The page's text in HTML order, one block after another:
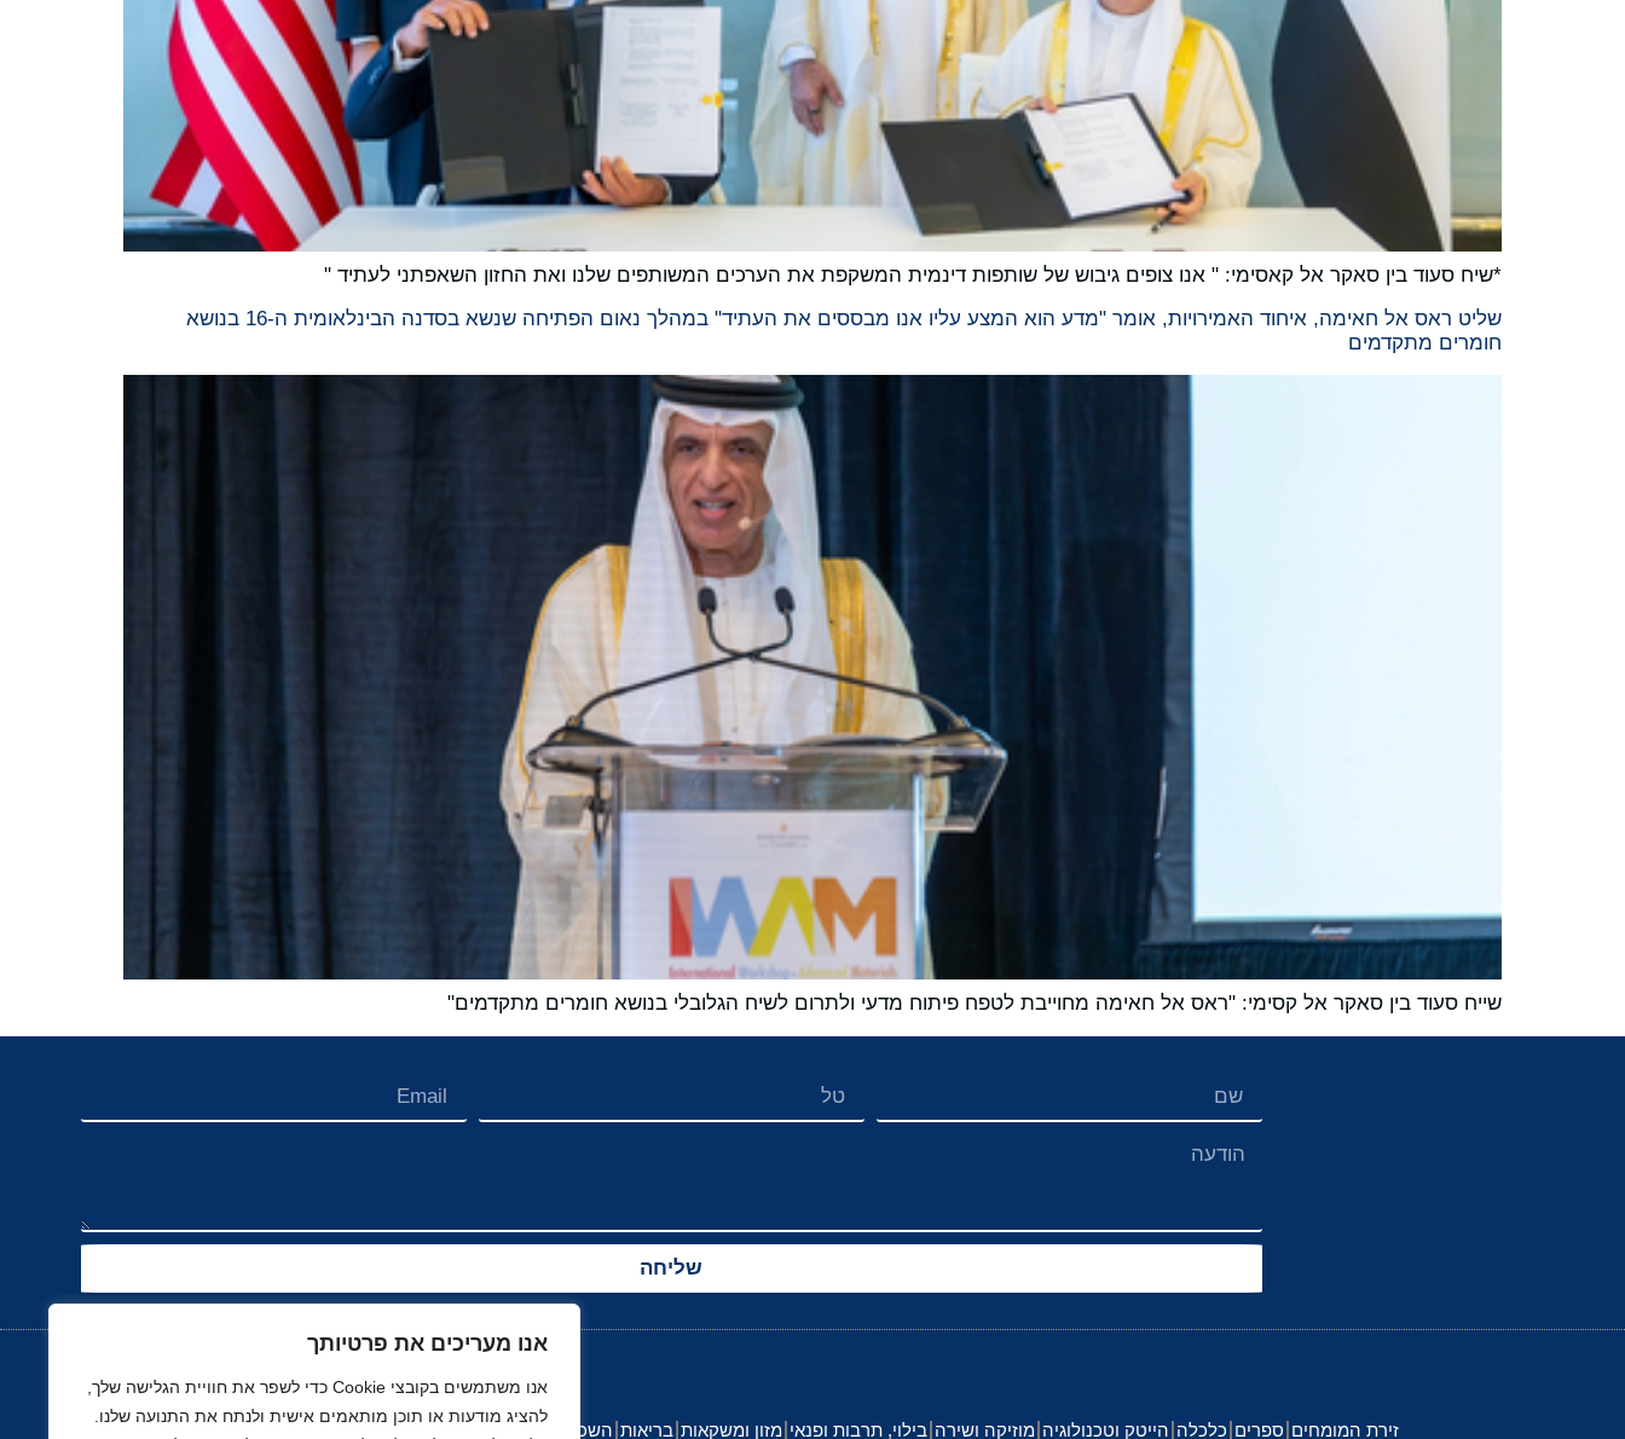
אנו מעריכים את פרטיותך
אנו משתמשים בקובצי Cookie כדי לשפר את חוויית הגלישה שלך,
להציג מודעות או תוכן מותאמים אישית ולנתח את התנועה שלנו.
*שיח סעוד בין סאקר אל קאסימי: " אנו צופים גיבוש של שותפות דינמית המשקפת את הערכים המשותפים שלנו ואת החזון השאפתני לעתיד "
שליט ראס אל חאימה, איחוד האמירויות, אומר "מדע הוא המצע עליו אנו מבססים את העתיד" במהלך נאום הפתיחה שנשא בסדנה הבינלאומית ה-16 בנושא
חומרים מתקדמים
שייח סעוד בין סאקר אל קסימי: "ראס אל חאימה מחוייבת לטפח פיתוח מדעי ולתרום לשיח הגלובלי בנושא חומרים מתקדמים"
שליחה
זירת המומחים ספרים כלכלה הייטק וטכנולוגיה מוזיקה ושירה בילוי, תרבות ופנאי מזון ומשקאות בריאות השכלה וחינוך רכב, תעופה ותחבורה